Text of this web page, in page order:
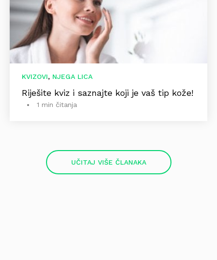
KVIZOVI, NJEGA LICA
Riješite kviz i saznajte koji je vaš tip kože!
1 min čitanja
UČITAJ VIŠE ČLANAKA